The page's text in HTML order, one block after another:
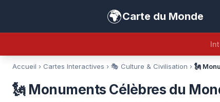
🌍Carte du Monde
Accueil › Cartes Interactives › 🎭 Culture & Civilisation › 🗽
🗽 Monuments Célèbres du